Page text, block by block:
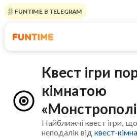
FUNTIME В TELEGRAM
Квест ігри
кімнатою
Найближчі квест ігри,
неподалік відквест-